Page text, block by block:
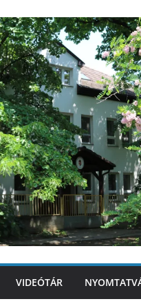
VIDEÓTÁR